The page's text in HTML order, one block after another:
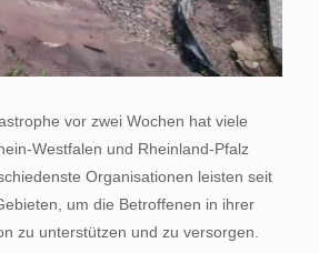
vor zwei Wochen hat viele
Westfalen und Rheinland-Pfalz
Organisationen leisten seit
um die Betroffenen in ihrer
zu unterstützen und zu versorgen.